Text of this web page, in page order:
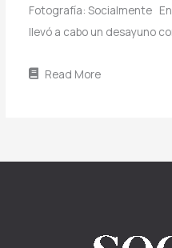
Fotografía: Socialmente
llevó a cabo un desayuno
Read More